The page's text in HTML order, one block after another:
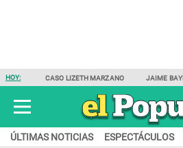
HOY: CASO LIZETH MARZANO JAIME
ÚLTIMAS NOTICIAS ESPECTÁCULOS